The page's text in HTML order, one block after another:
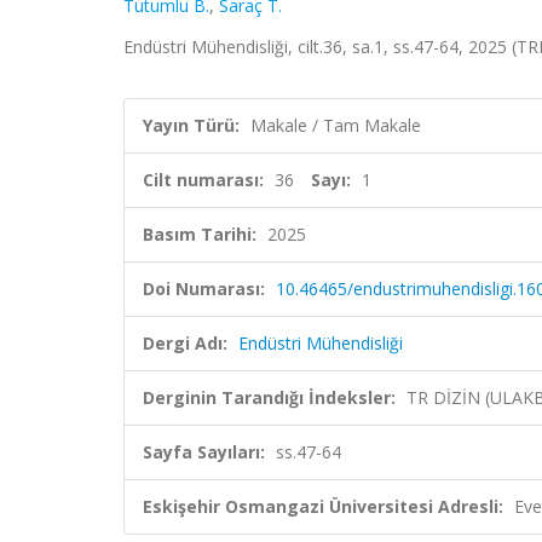
Tutumlu B., Saraç T.
Endüstri Mühendisliği, cilt.36, sa.1, ss.47-64, 2025
Yayın Türü: Makale / Tam Makale
Cilt numarası: 36 Sayı: 1
Basım Tarihi: 2025
Doi Numarası: 10.46465/
Dergi Adı: Endüstri Mühendisliği
Derginin Tarandığı İndeksler: TR DİZİN
Sayfa Sayıları: ss.47-64
Eskişehir Osmangazi Üniversitesi Adresli: